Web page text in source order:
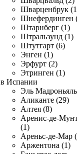
Шварценбрук
Шнефердинген
Штарнберг (1)
Штральзунд (1)
Штутгарт (6)
Энген (1)
Эрфурт (2)
Этринген (1)
в Испании
Эль
Аликанте (29)
Алтея (8)
Аренис-де-
(1)
Ареньс-де-Мар
Аржентона (1)